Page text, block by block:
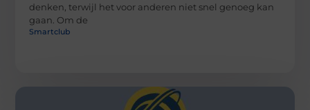
denken, terwijl het voor anderen niet snel genoeg kan
gaan. Om de
Smartclub